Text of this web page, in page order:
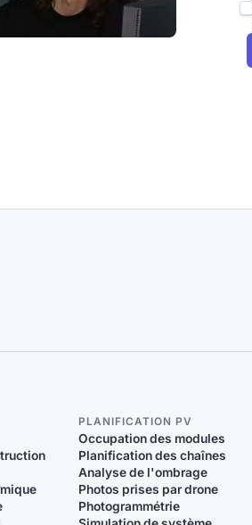
PLANIFICATION PV
Occupation des modules
Planification des chaînes
Analyse de l'ombrage
Photos prises par drone
Photogrammétrie